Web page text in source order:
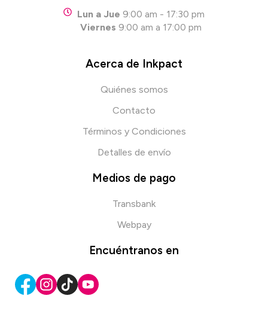
Lun a Jue 9:00 am - 17:30 pm
Viernes 9:00 am a 17:00 pm
Acerca de Inkpact
Quiénes somos
Contacto
Términos y Condiciones
Detalles de envío
Medios de pago
Transbank
Webpay
Encuéntranos en